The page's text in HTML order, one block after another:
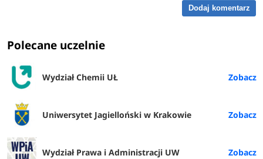
Dodaj komentarz
Polecane uczelnie
Wydział Chemii UŁ
Uniwersytet Jagielloński w Krakowie
Wydział Prawa i Administracji UW